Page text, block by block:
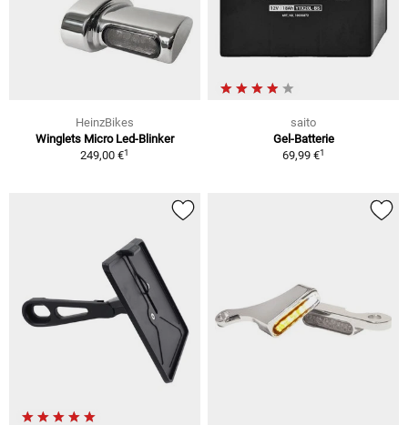
HeinzBikes
Winglets Micro Led-Blinker
249,00 €1
saito
Gel-Batterie
69,99 €1